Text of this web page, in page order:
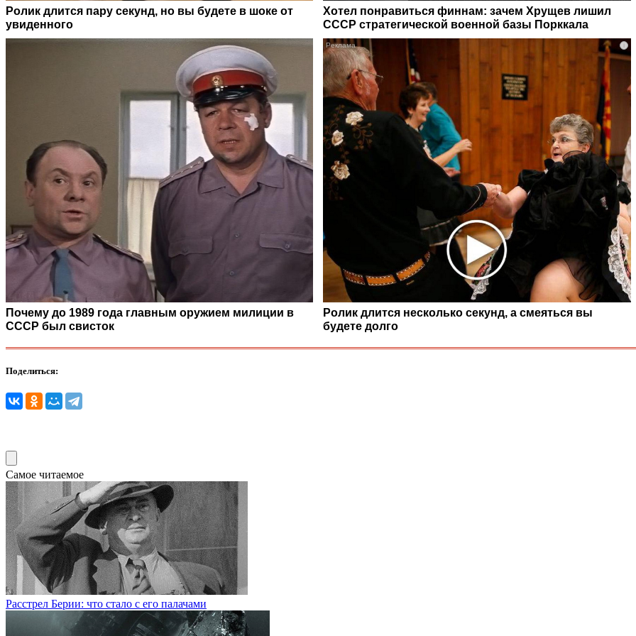
Ролик длится пару секунд, но вы будете в шоке от
увиденного
Хотел понравиться финнам: зачем Хрущев лишил
СССР стратегической военной базы Порккала
Почему до 1989 года главным оружием милиции в
СССР был свисток
i
Ролик длится несколько секунд, а смеяться вы
будете долго
Поделиться:
Самое читаемое
Раcстрел Берии: что стало с его палачами